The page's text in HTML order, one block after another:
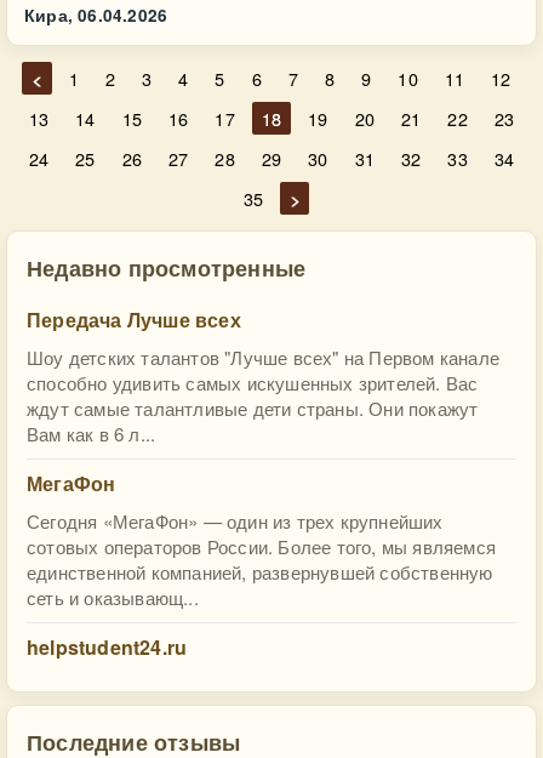
Кира, 06.04.2026
< 1 2 3 4 5 6 7 8 9 10 11
12
13
14 15 16 17 18 19 20 21 22
23
24
25 26 27 28 29 30 31 32 33
34
35
>
Недавно просмотренные
Передача Лучше всех
Шоу детских талантов "Лучше всех" на Первом канале
способно удивить самых искушенных зрителей. Вас
ждут самые талантливые дети страны. Они покажут
Вам как в 6 л...
МегаФон
Сегодня «МегаФон» — один из трех крупнейших
сотовых операторов России. Более того, мы являемся
единственной компанией, развернувшей собственную
сеть и оказывающ...
helpstudent24.ru
Последние отзывы